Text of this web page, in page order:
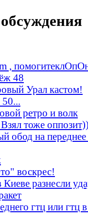
,
48
Урал кастом!
ретро и волк
тоже
обод на переднее
воскрес!
разнесли
гтц или гтц